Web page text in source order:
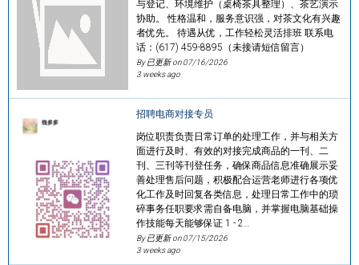
与登记、环境维护（桌椅茶具整理）、茶艺演示
协助。 性格温和，服务意识强，对茶文化有兴趣
者优先。 待遇从优，工作轻松灵活排班 联系电
话：(617) 459-8895（未接请短信留言）
By 已更新 on07/16/2026
3 weeks ago
招聘电商对接专员
岗位职责负责日常订单的处理工作，并与相关方
面进行及时、有效的对接完成商品的一刊、二
刊、三刊等刊登任务，确保商品信息准确展示妥
善处理售后问题，积极配合运营老师进行各项优
化工作及时回复各类信息，处理日常工作中的琐
碎事务任职要求需自备电脑，并掌握电脑基础操
作技能每天能够保证 1 - 2…
By 已更新 on07/15/2026
3 weeks ago